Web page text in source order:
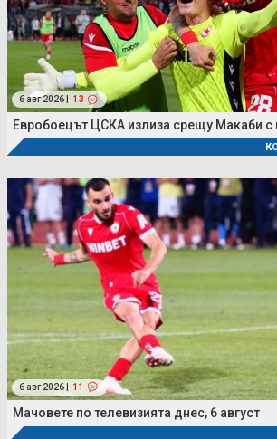
6 авг 2026 | 13
Евробоецът ЦСКА излиза срещу Макаби с
6 авг 2026 | 11
Мачовете по телевизията днес, 6 август